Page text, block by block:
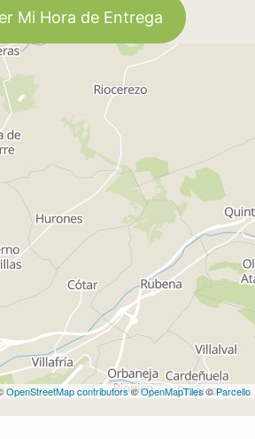
Mi Hora de Entrega
OpenStreetMap contributors©OpenMapTiles©Parcello